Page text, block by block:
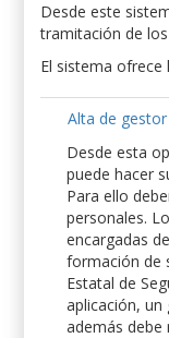
Desde este
tramitación de
El sistema ofrece
Alta de gestor
Desde esta
puede hacer
Para ello
personales.
encargadas
formación de
Estatal de
aplicación,
además debe